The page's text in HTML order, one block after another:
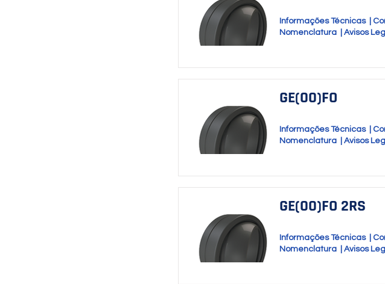
Informações Técnicas
Nomenclatura
Avisos
GE(00)FO
Informações Técnicas
Nomenclatura
Avisos
GE(00)FO 2RS
Informações Técnicas
Nomenclatura
Avisos